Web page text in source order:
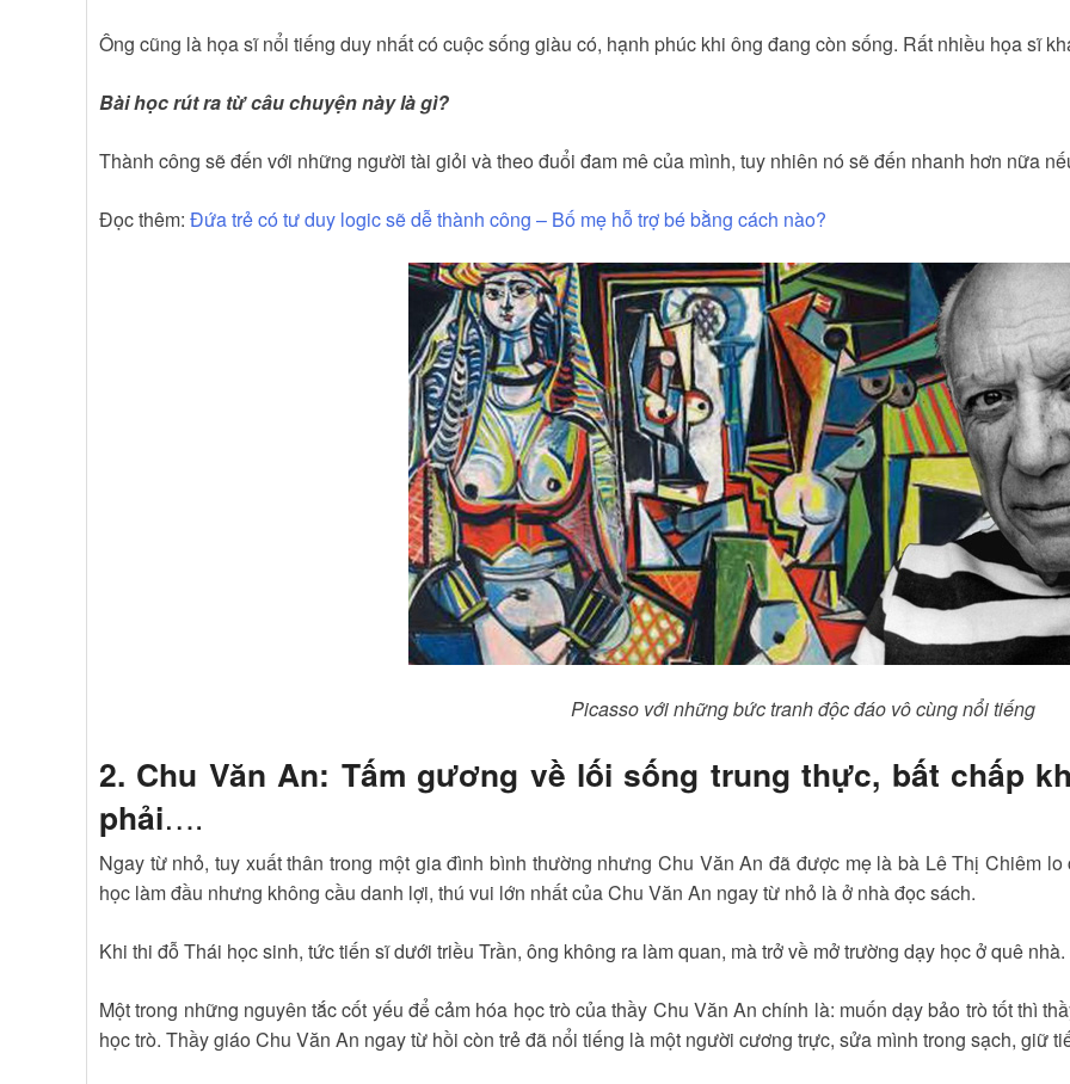
Ông cũng là họa sĩ nổi tiếng duy nhất có cuộc sống giàu có, hạnh phúc khi ông đang còn sống. Rất nhiều họa sĩ
Bài học rút ra từ câu chuyện này là gì?
Thành công sẽ đến với những người tài giỏi và theo đuổi đam mê của mình, tuy nhiên nó sẽ đến nhanh hơn nữa
Đọc thêm: Đứa trẻ có tư duy logic sẽ dễ thành công – Bố mẹ hỗ trợ bé bằng cách nào?
Picasso với những bức tranh độc đáo vô cùng nổi tiếng
2. Chu Văn An: Tấm gương về lối sống trung thực, bất chấp
phải….
Ngay từ nhỏ, tuy xuất thân trong một gia đình bình thường nhưng Chu Văn An đã được mẹ là bà Lê Thị Chiêm
học làm đầu nhưng không cầu danh lợi, thú vui lớn nhất của Chu Văn An ngay từ nhỏ là ở nhà đọc sách.
Khi thi đỗ Thái học sinh, tức tiến sĩ dưới triều Trần, ông không ra làm quan, mà trở về mở trường dạy học ở quê nhà.
Một trong những nguyên tắc cốt yếu để cảm hóa học trò của thầy Chu Văn An chính là: muốn dạy bảo trò tốt thì
học trò. Thầy giáo Chu Văn An ngay từ hồi còn trẻ đã nổi tiếng là một người cương trực, sửa mình trong sạch, giữ